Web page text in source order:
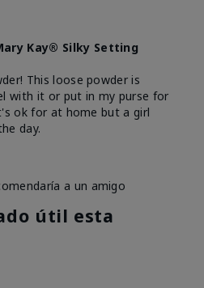
Kay® Silky Setting
This loose powder is
with it or put in my purse for
ok for at home but a girl
day.
a un amigo
útil esta